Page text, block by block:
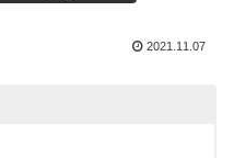
2021.11.07